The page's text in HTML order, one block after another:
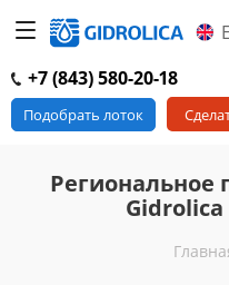
+7 (843) 580-20-18
Подобрать лоток
Региональное